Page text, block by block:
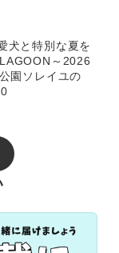
犬と特別な夏を
～2026
園ソレイユの